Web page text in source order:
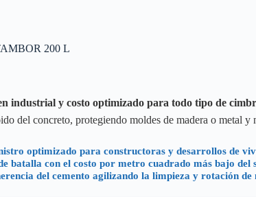
200 L
industrial y costo optimizado para todo tipo de
del concreto, protegiendo moldes de madera o metal
optimizado para constructoras y desarrollos de
batalla con el costo por metro cuadrado más bajo del
del cemento agilizando la limpieza y rotación de